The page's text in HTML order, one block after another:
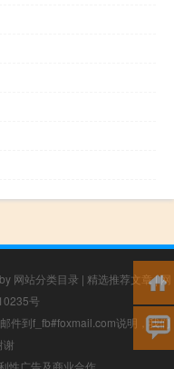
网站分类目录 | 精选推荐文章|网
号
件到f_fb#foxmail.com说明，我们
谢
性广告及商业合作